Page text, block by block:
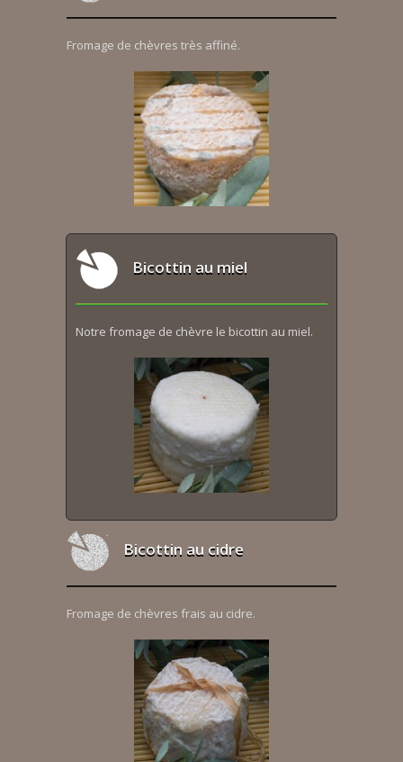
Fromage de chèvres très affiné.
Bicottin au miel
Notre fromage de chèvre le bicottin au miel.
Bicottin au cidre
Fromage de chèvres frais au cidre.